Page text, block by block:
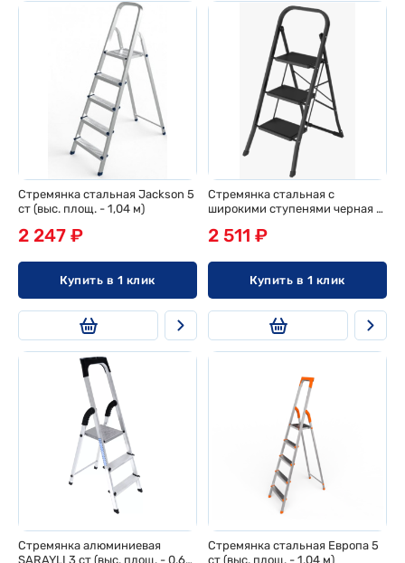
Стремянка стальная Jackson 5
ст (выс. площ. - 1,04 м)
2 247 ₽
Купить в 1 клик
Стремянка стальная с
широкими ступенями черная 3
2 511 ₽
Купить в 1 клик
Стремянка алюминиевая
SARAYLI 3 ст (выс. площ. - 0,62
Стремянка стальная Европа 5
ст (выс. площ. - 1,04 м)